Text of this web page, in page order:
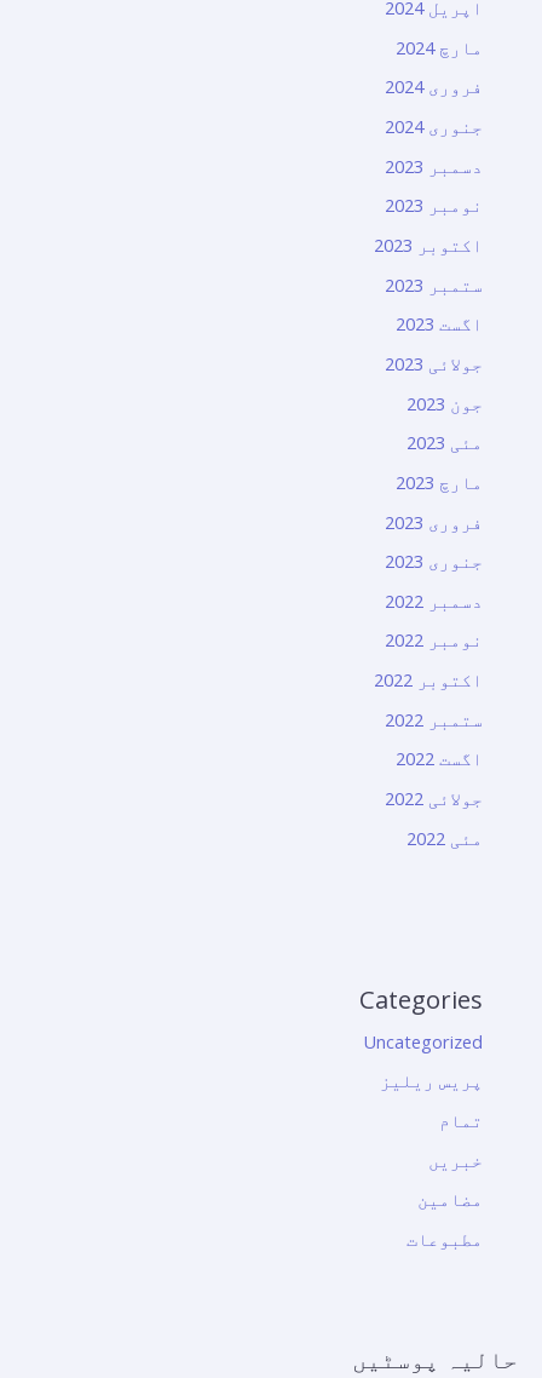
اپریل 2024
مارچ 2024
فروری 2024
جنوری 2024
دسمبر 2023
نومبر 2023
اکتوبر 2023
ستمبر 2023
اگست 2023
جولائی 2023
جون 2023
مئی 2023
مارچ 2023
فروری 2023
جنوری 2023
دسمبر 2022
نومبر 2022
اکتوبر 2022
ستمبر 2022
اگست 2022
جولائی 2022
مئی 2022
Categories
Uncategorized
پریس ریلیز
تمام
خبریں
مضامین
مطبوعات
حالیہ پوسٹیں